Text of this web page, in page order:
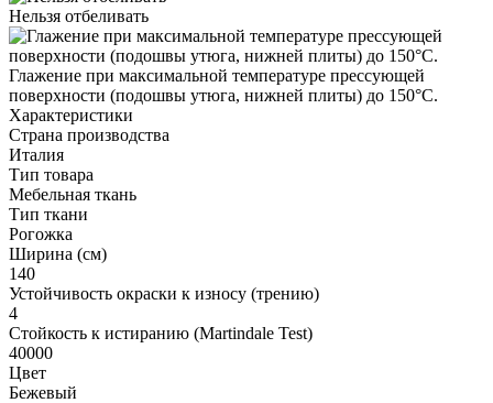
Нельзя отбеливать
Глажение при максимальной температуре прессующей
поверхности (подошвы утюга, нижней плиты) до 150°С.
Характеристики
Страна производства
Италия
Тип товара
Мебельная ткань
Тип ткани
Рогожка
Ширина (см)
140
Устойчивость окраски к износу (трению)
4
Стойкость к истиранию (Martindale Test)
40000
Цвет
Бежевый